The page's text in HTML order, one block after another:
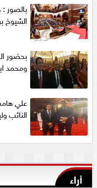
بالصور
الشيوخ
بحضور
ومحمد
علي
النائب
أراء